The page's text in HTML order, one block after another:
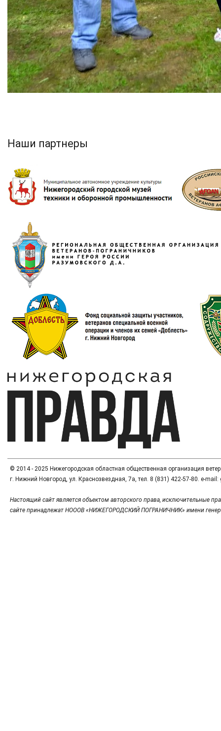
Наши партнеры
© 2014 - 2025 Нижегородская областная общественная организация
г. Нижний Новгород, ул. Краснозвездная, 7а, тел. 8 (831) 422-57-80. e-
Настоящий сайт является объектом авторского права, исключительные
сайте принадлежат НОООВ «НИЖЕГОРОДСКИЙ ПОГРАНИЧНИК» имени